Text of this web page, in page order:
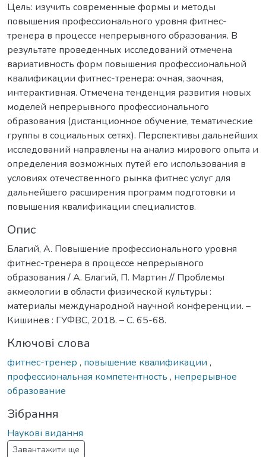
Цель: изучить современные формы и методы
повышения профессионального уровня фитнес-
тренера в процессе непрерывного образования. В
результате проведенных исследований отмечена
вариативность форм повышения профессиональной
квалификации фитнес-тренера: очная, заочная,
интерактивная. Отмечена тенденция развития новых
моделей непрерывного профессионального
образования (дистанционное обучение, тематические
группы в социальных сетях). Перспективы дальнейших
исследований направлены на анализ мирового опыта и
определения возможных путей его использования в
условиях отечественного рынка фитнес услуг для
дальнейшего расширения программ подготовки и
повышения квалификации специалистов.
Опис
Благий, А. Повышение профессионального уровня
фитнес-тренера в процессе непрерывного
образования / А. Благий, П. Мартин // Проблемы
акмеологии в области физической культуры :
материалы международной научной конференции. –
Кишинев : ГУФВС, 2018. – С. 65-68.
Ключові слова
фитнес-тренер , повышение квалификации ,
профессиональная компетентность , непрерывное
образование
Зібрання
Наукові видання
Завантажити ще